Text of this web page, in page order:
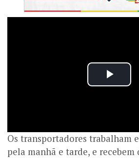
Os transportadores trabalham
pela manhã e tarde, e recebem